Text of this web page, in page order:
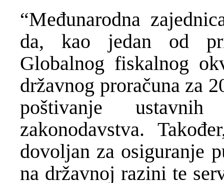
“Međunarodna
da, kao jedan od
Globalnog fiskalnog
državnog proračuna za
poštivanje
zakonodavstva.
dovoljan za osiguranje
na državnoj razini te